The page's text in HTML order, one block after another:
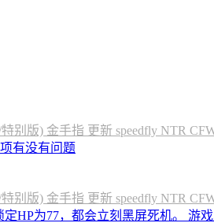
别版) 金手指 更新 speedfly NTR
有没有问题
别版) 金手指 更新 speedfly NTR
HP为77，都会立刻黑屏死机。 游